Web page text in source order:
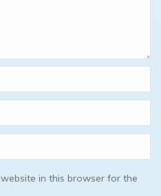
in this browser for the